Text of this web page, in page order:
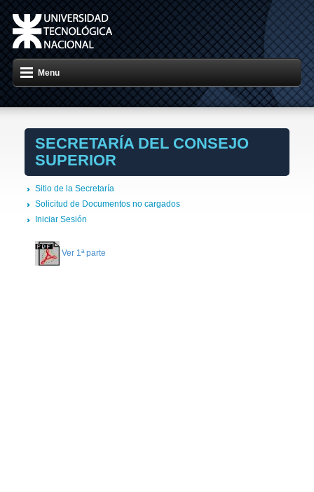
Menu
SECRETARÍA DEL CONSEJO
SUPERIOR
Sitio de la Secretaría
Solicitud de Documentos no cargados
Iniciar Sesión
Ver 1ª parte